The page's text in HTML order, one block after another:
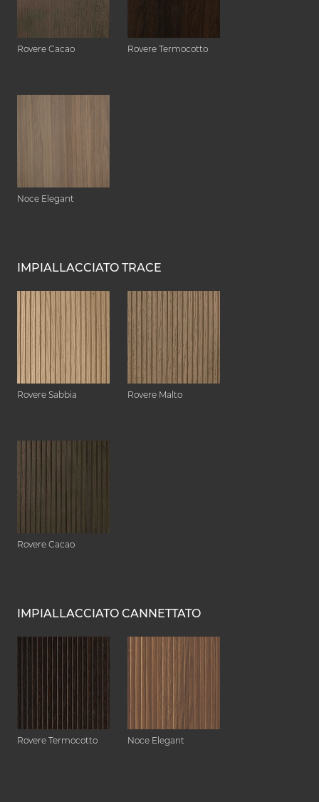
Rovere Cacao Rovere Termocotto
Noce Elegant
IMPIALLACCIATO TRACE
Rovere Sabbia Rovere Malto
Rovere Cacao
IMPIALLACCIATO CANNETTATO
Rovere Termocotto Noce Elegant